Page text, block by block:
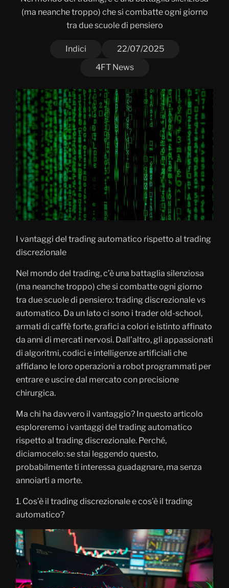
(ma neanche troppo) che si combatte ogni giorno
tra due scuole di pensiero
Indici
22/07/2025
4FT News
I vantaggi del trading automatico rispetto al trading
discrezionale
Nel mondo del trading, c’è una battaglia silenziosa
(ma neanche troppo) che si combatte ogni giorno
tra due scuole di pensiero: trading discrezionale vs
automatico. Da un lato ci sono i trader old-school,
armati di caffè forte, grafici a colori e istinto affinato
da anni di mercati nervosi. Dall’altro, gli appassionati
di algoritmi, codici e intelligenze artificiali che
affidano le loro operazioni a robot programmati per
entrare e uscire dal mercato con precisione
chirurgica.
Ma chi ha davvero il vantaggio? In questo articolo
esploreremo i vantaggi del trading automatico
rispetto al trading discrezionale. Perché,
diciamocelo: se stai leggendo questo,
probabilmente ti interessa guadagnare, ma senza
annoiarti a morte.
1. Cos’è il trading discrezionale e cos’è il trading
automatico?